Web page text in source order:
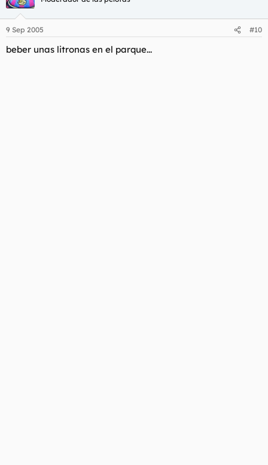
9 Sep 2005 #10
beber unas litronas en el parque...